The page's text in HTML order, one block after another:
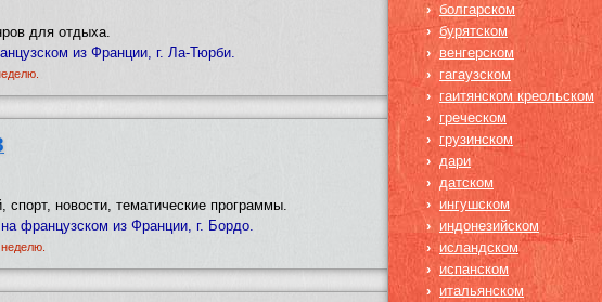
для отдыха.
из Франции, г. Ла-Тюрби.
новости, тематические программы.
французском из Франции, г. Бордо.
› болгарском
› бурятском
› венгерском
› гагаузском
› гаитянском креольском
› греческом
› грузинском
› дари
› датском
› ингушском
› индонезийском
› исландском
› испанском
› итальянском